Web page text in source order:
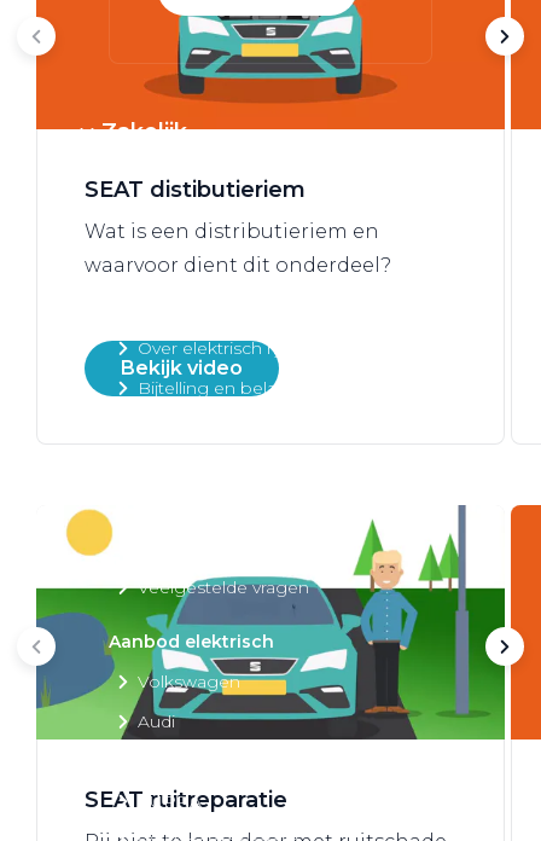
Zakelijk
Terug
Over elektrisch rijden
Bijtelling en belastingvoordelen
Veelgestelde vragen
Aanbod elektrisch
Volkswagen
Audi
CUPRA
SEAT distibutieriem
Wat is een distributieriem en
waarvoor dient dit onderdeel?
Bekijk video
SEAT ruitreparatie